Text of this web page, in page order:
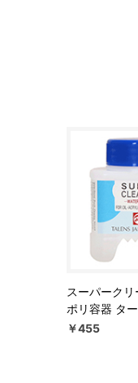
スーパーク
ポリ容器 タ
￥455